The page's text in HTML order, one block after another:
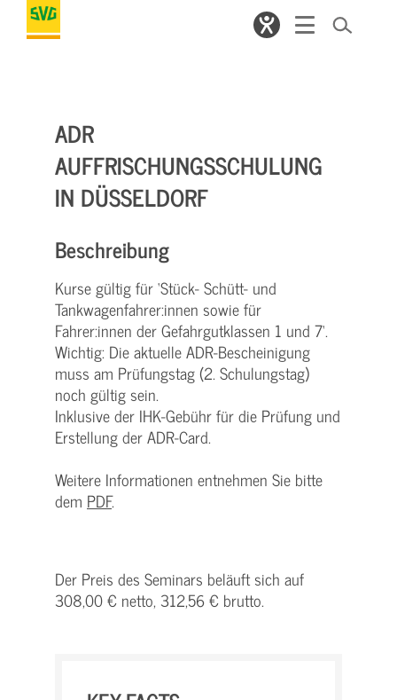
ADR
AUFFRISCHUNGSSCHULUNG
IN DÜSSELDORF
Beschreibung
Kurse gültig für ‘Stück- Schütt- und
Tankwagenfahrer:innen sowie für
Fahrer:innen der Gefahrgutklassen 1 und 7‘.
Wichtig: Die aktuelle ADR-Bescheinigung
muss am Prüfungstag (2. Schulungstag)
noch gültig sein.
Inklusive der IHK-Gebühr für die Prüfung und
Erstellung der ADR-Card.
Weitere Informationen entnehmen Sie bitte
dem PDF.
Der Preis des Seminars beläuft sich auf
308,00 € netto, 312,56 € brutto.